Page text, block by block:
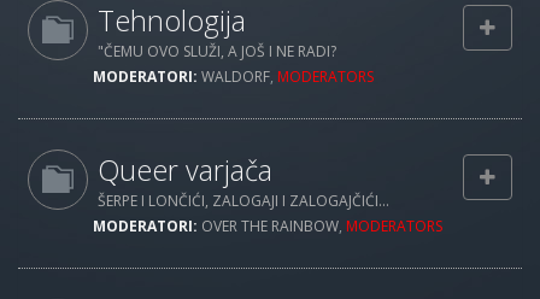
Tehnologija
"ČEMU OVO SLUŽI, A JOŠ I NE RADI?
MODERATORI: WALDORF, MODERATORS
Queer varjača
ŠERPE I LONČIĆI, ZALOGAJI I ZALOGAJČIĆI...
MODERATORI: OVER THE RAINBOW, MODERATORS